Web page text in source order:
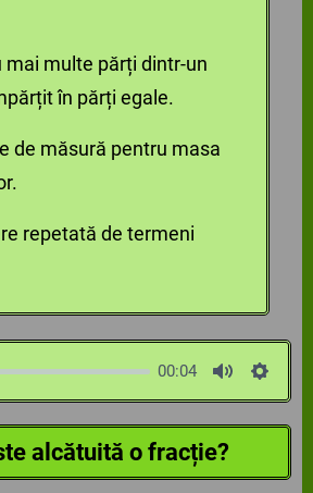
mai multe părți dintr-un
în părți egale.
de măsură pentru masa
repetată de termeni
00:04
alcătuită o fracție?